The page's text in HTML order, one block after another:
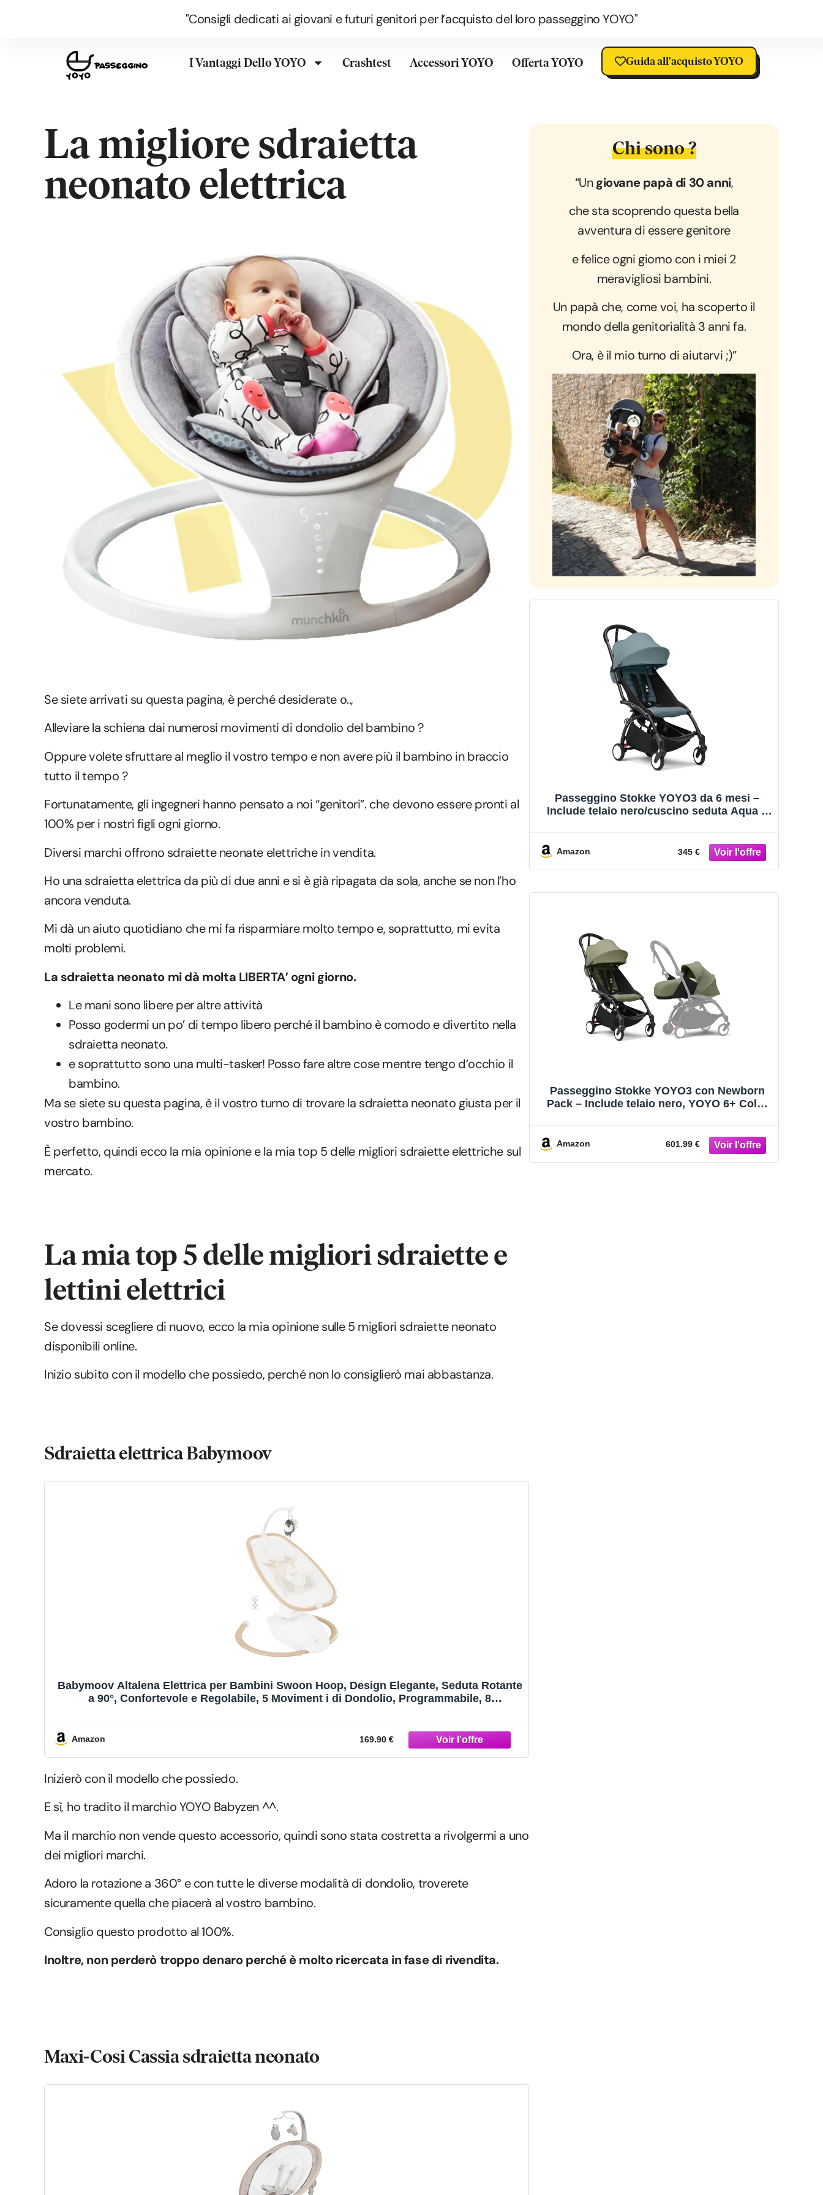
"Consigli dedicati ai giovani e futuri genitori per l’acquisto del loro passeggino YOYO"
I Vantaggi Dello YOYO Crashtest Accessori YOYO Offerta YOYO Guida all'acquisto YOYO
La migliore sdraietta
neonato elettrica
Se siete arrivati su questa pagina, è perché desiderate o..,
Alleviare la schiena dai numerosi movimenti di dondolio del bambino ?
Oppure volete sfruttare al meglio il vostro tempo e non avere più il bambino in braccio
tutto il tempo ?
Fortunatamente, gli ingegneri hanno pensato a noi “genitori”. che devono essere pronti al
100% per i nostri figli ogni giorno.
Diversi marchi offrono sdraiette neonate elettriche in vendita.
Ho una sdraietta elettrica da più di due anni e si è già ripagata da sola, anche se non l’ho
ancora venduta.
Mi dà un aiuto quotidiano che mi fa risparmiare molto tempo e, soprattutto, mi evita
molti problemi.
La sdraietta neonato mi dà molta LIBERTA’ ogni giorno.
Le mani sono libere per altre attività
Posso godermi un po’ di tempo libero perché il bambino è comodo e divertito nella
sdraietta neonato.
e soprattutto sono una multi-tasker! Posso fare altre cose mentre tengo d’occhio il
bambino.
Ma se siete su questa pagina, è il vostro turno di trovare la sdraietta neonato giusta per il
vostro bambino.
È perfetto, quindi ecco la mia opinione e la mia top 5 delle migliori sdraiette elettriche sul
mercato.
La mia top 5 delle migliori sdraiette e
lettini elettrici
Se dovessi scegliere di nuovo, ecco la mia opinione sulle 5 migliori sdraiette neonato
disponibili online.
Inizio subito con il modello che possiedo, perché non lo consiglierò mai abbastanza.
Sdraietta elettrica Babymoov
Babymoov Altalena Elettrica per Bambini Swoon Hoop, Design Elegante, Seduta Rotante
a 90°, Confortevole e Regolabile, 5 Moviment i di Dondolio, Programmabile, 8
Amazon 169.90 €
Inizierò con il modello che possiedo.
E sì, ho tradito il marchio YOYO Babyzen ^^.
Ma il marchio non vende questo accessorio, quindi sono stata costretta a rivolgermi a uno
dei migliori marchi.
Adoro la rotazione a 360° e con tutte le diverse modalità di dondolio, troverete
sicuramente quella che piacerà al vostro bambino.
Consiglio questo prodotto al 100%.
Inoltre, non perderò troppo denaro perché è molto ricercata in fase di rivendita.
Maxi-Cosi Cassia sdraietta neonato
Chi sono ?
“Ungiovane papà di 30 anni,
che sta scoprendo questa bella
avventura di essere genitore
e felice ogni giorno con i miei 2
meravigliosi bambini.
Un papà che, come voi, ha scoperto il
mondo della genitorialità 3 anni fa.
Ora, è il mio turno di aiutarvi ;)”
Passeggino Stokke YOYO3 da 6 mesi –
Include telaio nero/cuscino seduta Aqua +
bagaglio a mano
Amazon 345 €
Passeggino Stokke YOYO3 con Newborn
Pack – Include telaio nero, YOYO 6+ Color
Amazon 601.99 €